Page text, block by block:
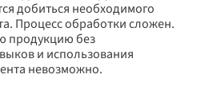
добиться необходимого
Процесс обработки сложен.
продукцию без
и использования
невозможно.